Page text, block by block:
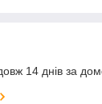
14 днів за